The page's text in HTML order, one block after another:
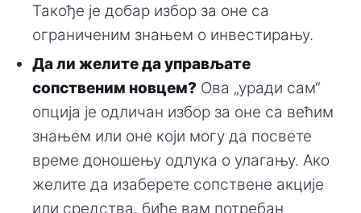
Такође је добар избор за оне са
ограниченим знањем о инвестирању.
Да ли желите да управљате
сопственим новцем? Ова „уради сам“
опција је одличан избор за оне са већим
знањем или оне који могу да посвете
време доношењу одлука о улагању. Ако
желите да изаберете сопствене акције
или средства, биће вам потребан